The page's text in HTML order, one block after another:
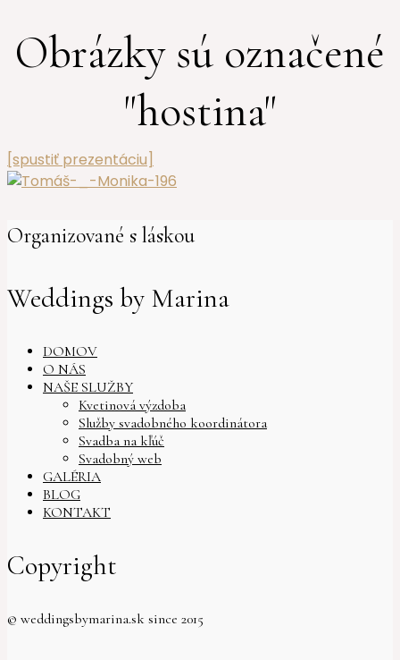
Obrázky sú označené
"hostina"
[spustiť prezentáciu]
Organizované s láskou
Weddings by Marina
DOMOV
O NÁS
NAŠE SLUŽBY
Kvetinová výzdoba
Služby svadobného koordinátora
Svadba na kľúč
Svadobný web
GALÉRIA
BLOG
KONTAKT
Copyright
© weddingsbymarina.sk since 2015